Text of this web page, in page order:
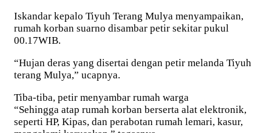
Iskandar kepalo Tiyuh Terang Mulya menyampaikan,
rumah korban suarno disambar petir sekitar pukul
00.17WIB.
“Hujan deras yang disertai dengan petir melanda Tiyuh
terang Mulya,” ucapnya.
Tiba-tiba, petir menyambar rumah warga
“Sehingga atap rumah korban berserta alat elektronik,
seperti HP, Kipas, dan perabotan rumah lemari, kasur,